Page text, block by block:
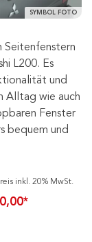
SYMBOL FOTO
Seitenfenstern
L200. Es
und
Alltag wie auch
Fenster
bequem und
inkl. 20% MwSt.